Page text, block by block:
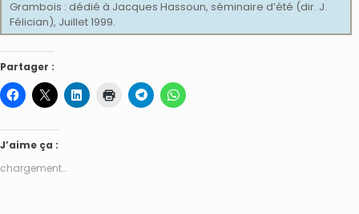
Grambois : dédié à Jacques Hassoun, séminaire d’été (dir. J.
Félician), Juillet 1999.
Partager :
J’aime ça :
chargement…